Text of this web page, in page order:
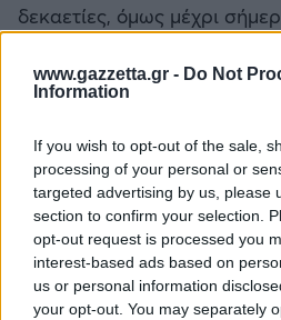
www.gazzetta.gr - Do Not
Information
If you wish to opt-out of the sale,
processing of your personal or
targeted advertising by us, please
section to confirm your selection.
opt-out request is processed you
interest-based ads based on
us or personal information
your opt-out. You may separately
δεκαετίες, όμως μέχρι
πλατφόρμα προσπαθεί να
βασικά προβλήματα, καθώς
στη θάλασσα και δεν
σωληνώσεις μέχρι την ξηρά.
Αν η τεχνολογία αποδειχθεί
πραγματικές συνθήκες,
πολύτιμο: καθαρή ενέργεια
πέφτει ο ήλιος ή όταν